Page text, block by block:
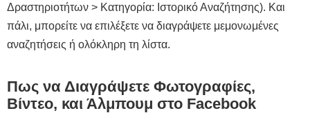
Δραστηριοτήτων > Κατηγορία: Ιστορικό Αναζήτησης). Και
πάλι, μπορείτε να επιλέξετε να διαγράψετε μεμονωμένες
αναζητήσεις ή ολόκληρη τη λίστα.
Πως να Διαγράψετε Φωτογραφίες,
Βίντεο, και Άλμπουμ στο Facebook